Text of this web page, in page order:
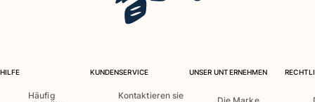
Bademode
HILFE
Häufig
KUNDENSERVICE
Kontaktieren sie
UNSER UNTERNEHMEN